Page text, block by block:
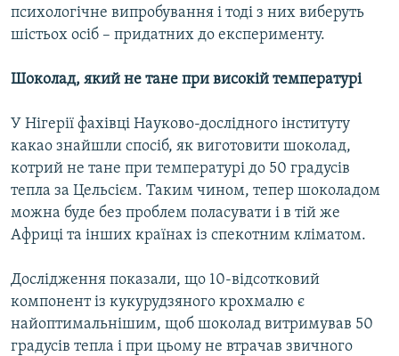
психологічне випробування і тоді з них виберуть
шістьох осіб – придатних до експерименту.
Шоколад, який не тане при високій температурі
У Нігерії фахівці Науково-дослідного інституту
какао знайшли спосіб, як виготовити шоколад,
котрий не тане при температурі до 50 градусів
тепла за Цельсієм. Таким чином, тепер шоколадом
можна буде без проблем поласувати і в тій же
Африці та інших країнах із спекотним кліматом.
Дослідження показали, що 10-відсотковий
компонент із кукурудзяного крохмалю є
найоптимальнішим, щоб шоколад витримував 50
градусів тепла і при цьому не втрачав звичного